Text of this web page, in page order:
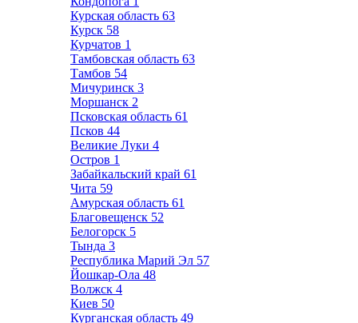
Курская область 63
Курск 58
Курчатов 1
Тамбовская область 63
Тамбов 54
Мичуринск 3
Моршанск 2
Псковская область 61
Псков 44
Великие Луки 4
Остров 1
Забайкальский край 61
Чита 59
Амурская область 61
Благовещенск 52
Белогорск 5
Тында 3
Республика Марий Эл 57
Йошкар-Ола 48
Волжск 4
Киев 50
Курганская область 49